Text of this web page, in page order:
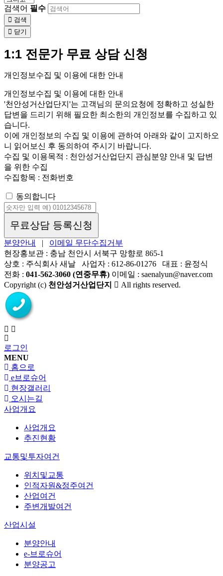
검색어 필수
검색
닫기
1:1 전문가 무료 상담 신청
개인정보수집 및 이용에 대한 안내
개인정보수집 및 이용에 대한 안내
'천안성거산업단지'는 고객님의 문의요청에 정확하고 성실한
답변을 드리기 위해 필요한 최소한의 개인정보를 수집하고 있
습니다.
이에 개인정보의 수집 및 이용에 관하여 아래와 같이 고지하오
니 읽어보신 후 동의하여 주시기 바랍니다.
수집 및 이용목적 : 천안성거산업단지 관심분양 안내 및 답변
을 위한 수집
수집항목 : 전화번호
동의합니다
무료상담 등록신청
분양안내 | 이메일 무단수집거부
현장홍보관 : 충남 천안시 서북구 망향로 865-1
상호 : 주식회사 새날
사업자 : 612-86-01276
대표 : 윤정식
전화 : 041-562-3060 (연중무휴) 이메일 : saenalyun@naver.com
Copyright (c) 천안성거산업단지 All rights reserved.
로그인
MENU
홈으로
e브로슈어
현장갤러리
오시는길
사업개요
사업개요
추진현황
교통및투자여건
위치및교통
인적자원&정주여건
산업여건
주변개발여건
산업시설
분양안내
e-브로슈어
분양공고